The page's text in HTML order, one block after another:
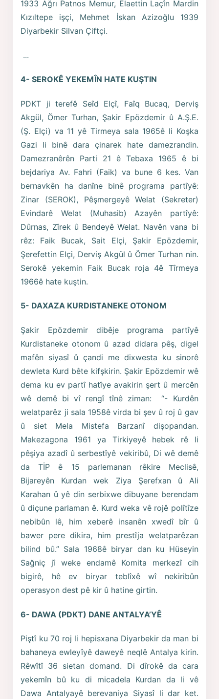
1933 Ağrı Patnos Memur, Elaettin Laçîn Mardin
Kızıltepe işçi, Mehmet İskan Azizoğlu 1939
Diyarbekir Silvan Çiftçi.
...
4- SEROKÊ YEKEMÎN HATE KUŞTIN
PDKT ji terefê Seîd Elçî, Faîq Bucaq, Derviş
Akgül, Ömer Turhan, Şakir Epözdemir û A.Ş.E.
(Ş. Elçi) va 11 yê Tirmeya sala 1965ê li Koşka
Gazi li binê dara çinarek hate damezrandin.
Damezranêrên Parti 21 ê Tebaxa 1965 ê bi
bejdariya Av. Fahri (Faik) va bune 6 kes. Van
bernavkên ha danîne binê programa partîyê:
Zinar (SEROK), Pêşmergeyê Welat (Sekreter)
Evindarê Welat (Muhasib) Azayên partîyê:
Dûrnas, Zîrek û Bendeyê Welat. Navên vana bi
rêz: Faik Bucak, Sait Elçi, Şakir Epözdemir,
Şerefettin Elçi, Derviş Akgül û Ömer Turhan nin.
Serokê yekemin Faik Bucak roja 4ê Tîrmeya
1966ê hate kuştin.
5- DAXAZA KURDISTANEKE OTONOM
Şakir Epözdemir dibêje programa partîyê
Kurdistaneke otonom û azad didara pêş, digel
mafên siyasî û çandi me dixwesta ku sinorê
dewleta Kurd bête kifşkirin. Şakir Epözdemir wê
dema ku ev partî hatîye avakirin şert û mercên
wê demê bi vî rengî tînê ziman: “- Kurdên
welatparêz ji sala 1958ê virda bi şev û roj û gav
û siet Mela Mistefa Barzanî dişopandan.
Makezagona 1961 ya Tirkiyeyê hebek rê li
pêşiya azadî û serbestîyê vekiribû, Di wê demê
da TİP ê 15 parlemanan rêkire Meclisê,
Bijareyên Kurdan wek Ziya Şerefxan û Ali
Karahan û yê din serbixwe dibuyane berendam
û diçune parlaman ê. Kurd weka vê rojê polîtîze
nebibûn lê, him xeberê insanên xwedî bîr û
bawer pere dikira, him prestîja welatparêzan
bilind bû.” Sala 1968ê biryar dan ku Hüseyin
Sağniç jî weke endamê Komita merkezî cih
bigirê, hê ev biryar teblîxê wî nekiribûn
operasyon dest pê kir û hatine girtin.
6- DAWA (PDKT) DANE ANTALYA’YÊ
Piştî ku 70 roj li hepisxana Diyarbekir da man bi
bahaneya ewleyîyê daweyê neqlê Antalya kirin.
Rêwîtî 36 sietan domand. Di dîrokê da cara
yekemîn bû ku di micadela Kurdan da li vê
Dawa Antalyayê berevaniya Siyasî li dar ket.